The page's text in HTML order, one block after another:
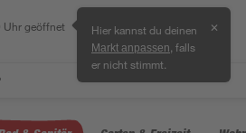
Uhr geöffnet Hier kannst du deinen
Markt anpassen , falls
er nicht stimmt.
✕